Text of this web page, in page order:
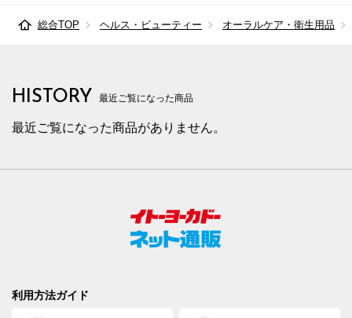
総合TOP ヘルス・ビューティー オーラルケア・衛生用品
HISTORY 最近ご覧になった商品
最近ご覧になった商品がありません。
利用方法ガイド